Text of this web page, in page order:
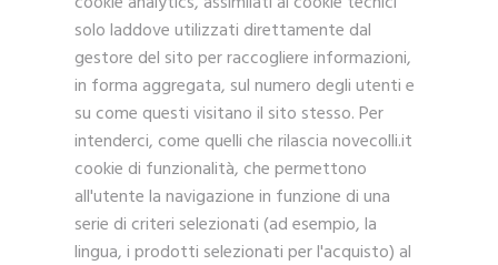
solo laddove utilizzati direttamente dal
gestore del sito per raccogliere informazioni,
in forma aggregata, sul numero degli utenti e
su come questi visitano il sito stesso. Per
intenderci, come quelli che rilascia novecolli.it
cookie di funzionalità, che permettono
all'utente la navigazione in funzione di una
serie di criteri selezionati (ad esempio, la
lingua, i prodotti selezionati per l'acquisto) al